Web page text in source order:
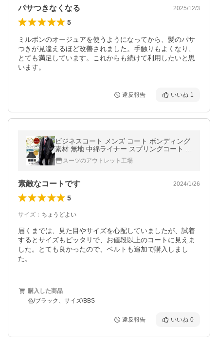
パサつきなくなる 2025/12/3
5
ミルボンのオージュアを使うようになってから、髪のパサ
つきが見違えるほど改善されました。手触りもよくなり、
とても満足しています。これからも続けて利用したいと思
います。
違反報告 いいね 1
ビジネスコート メンズ コート ボンディング
素材 無地 中綿ライナー スプリングコート ア
ウター 撥水加工 ブラック グレー ネイビー
スーツのアウトレット工場
素敵なコートです 2024/1/26
5
サイズ ： ちょうどよい
届くまでは、見た目やサイズを心配していましたが、試着
するとサイズもピッタリで、お値段以上のコートに見えま
した。とても良かったので、ベルトも追加で購入しまし
た。
購入した商品
色/ブラック、サイズ/BBS
違反報告 いいね 0